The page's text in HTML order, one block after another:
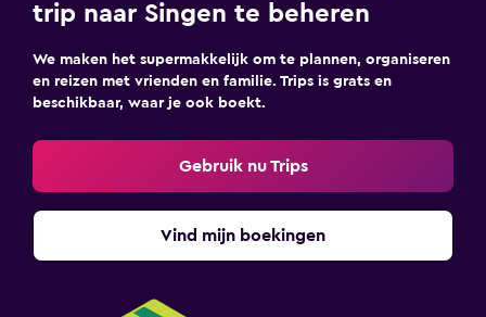
trip naar Singen te beheren
We maken het supermakkelijk om te plannen, organiseren
en reizen met vrienden en familie. Trips is grats en
beschikbaar, waar je ook boekt.
Gebruik nu Trips
Vind mijn boekingen